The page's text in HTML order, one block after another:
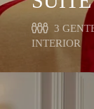
3
INTERIOR